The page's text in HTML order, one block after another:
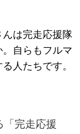
は完走応援隊
自らもフルマ
人たちです。
「完走応援